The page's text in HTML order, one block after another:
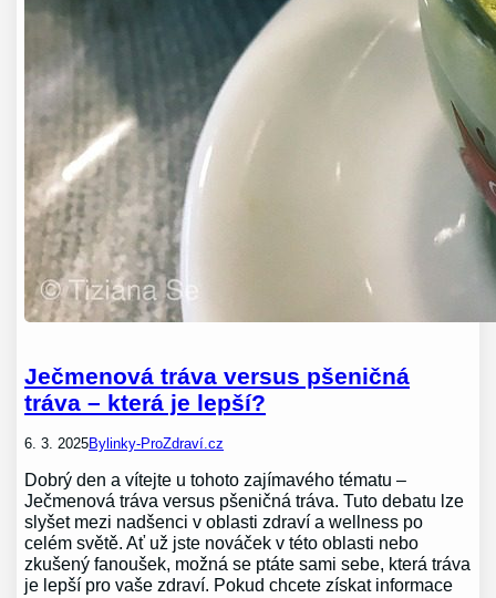
Ječmenová tráva versus pšeničná
tráva – která je lepší?
6. 3. 2025Bylinky-ProZdraví.cz
Dobrý den a vítejte u tohoto zajímavého tématu –
Ječmenová tráva versus pšeničná tráva. Tuto debatu lze
slyšet mezi nadšenci v oblasti zdraví a wellness po
celém světě. Ať už jste nováček v této oblasti nebo
zkušený fanoušek, možná se ptáte sami sebe, která tráva
je lepší pro vaše zdraví. Pokud chcete získat informace